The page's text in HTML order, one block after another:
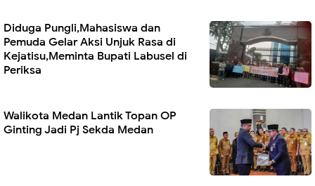
Diduga Pungli,Mahasiswa dan
Pemuda Gelar Aksi Unjuk Rasa di
Kejatisu,Meminta Bupati Labusel di
Periksa
Walikota Medan Lantik Topan OP
Ginting Jadi Pj Sekda Medan